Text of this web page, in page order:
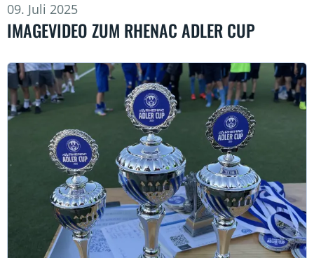
09. Juli 2025
IMAGEVIDEO ZUM RHENAC ADLER CUP